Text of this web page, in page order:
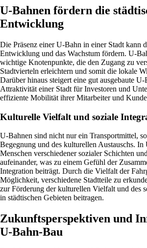
U-Bahnen fördern die
Entwicklung
Die Präsenz einer U-Bahn in einer Stadt kann
Entwicklung und das Wachstum fördern. U-
wichtige Knotenpunkte, die den Zugang zu
Stadtvierteln erleichtern und somit die lokale
Darüber hinaus steigert eine gut ausgebaute
Attraktivität einer Stadt für Investoren und
effiziente Mobilität ihrer Mitarbeiter und
Kulturelle Vielfalt und soziale
U-Bahnen sind nicht nur ein Transportmittel,
Begegnung und des kulturellen Austauschs. In
Menschen verschiedener sozialer Schichten
aufeinander, was zu einem Gefühl der
Integration beiträgt. Durch die Vielfalt der
Möglichkeit, verschiedene Stadtteile zu
zur Förderung der kulturellen Vielfalt und des
in städtischen Gebieten beitragen.
Zukunftsperspektiven und
U-Bahn-Bau